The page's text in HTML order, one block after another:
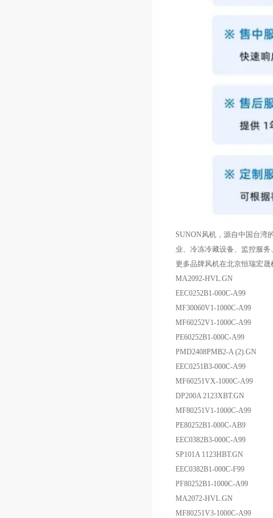
SUNON风机，源自中国台湾
业、冷冻冷藏设备、监控服
更多品牌风机在北京恒瑞宏
MA2092-HVL.GN
EEC0252B1-000C-A99
MF30060V1-1000C-A99
MF60252V1-1000C-A99
PE60252B1-000C-A99
PMD2408PMB2-A (2).GN
EEC0251B3-000C-A99
MF60251VX-1000C-A99
DP200A 2123XBT.GN
MF80251V1-1000C-A99
PE80252B1-000C-AB9
EEC0382B3-000C-A99
SP101A 1123HBT.GN
EEC0382B1-000C-F99
PF80252B1-1000C-A99
MA2072-HVL.GN
MF80251V3-1000C-A99